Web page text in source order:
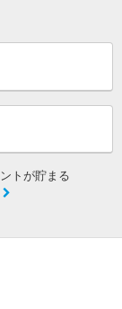
トが貯まる